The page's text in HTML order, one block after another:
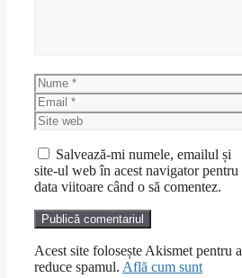
Nume
Email
Site
web
Salvează-mi numele, emailul și
site-ul web în acest navigator pentru
data viitoare când o să comentez.
Acest site folosește Akismet pentru a
reduce spamul. Află cum sunt